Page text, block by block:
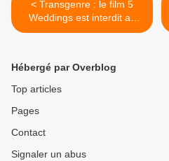
< Transgenre : le film 5
Weddings est interdit au
Koweit et censuré en
Hébergé par Overblog
Top articles
Pages
Contact
Signaler un abus